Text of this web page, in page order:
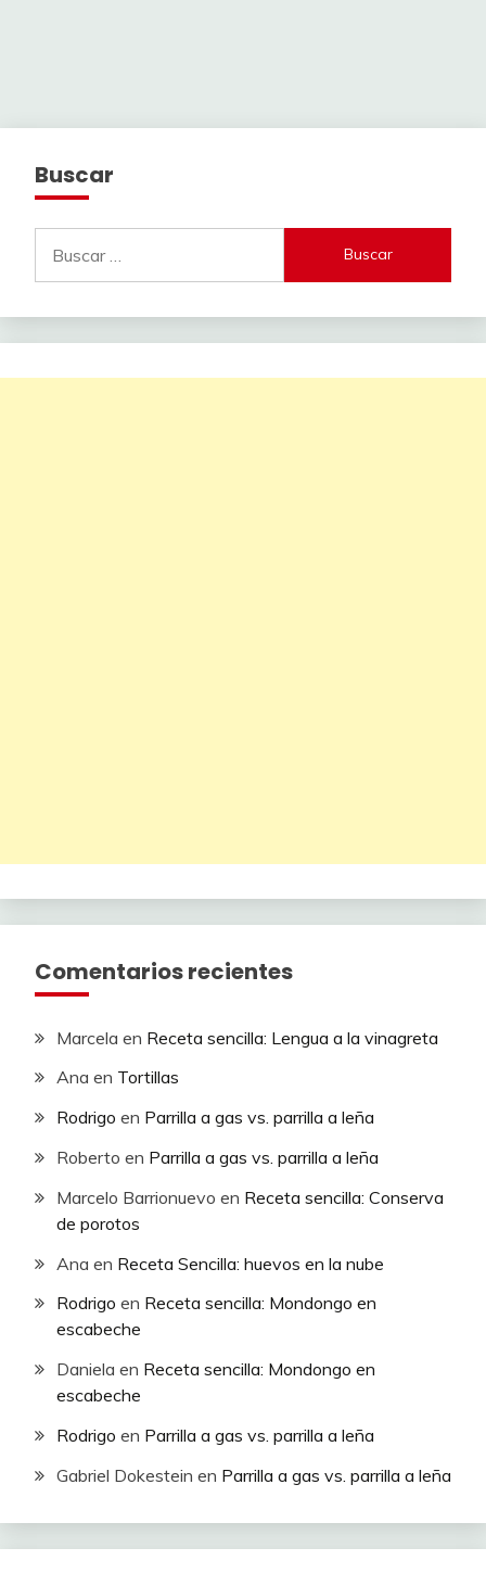
Buscar
Comentarios recientes
Marcela en Receta sencilla: Lengua a la vinagreta
Ana en Tortillas
Rodrigo en Parrilla a gas vs. parrilla a leña
Roberto en Parrilla a gas vs. parrilla a leña
Marcelo Barrionuevo en Receta sencilla: Conserva
de porotos
Ana en Receta Sencilla: huevos en la nube
Rodrigo en Receta sencilla: Mondongo en
escabeche
Daniela en Receta sencilla: Mondongo en
escabeche
Rodrigo en Parrilla a gas vs. parrilla a leña
Gabriel Dokestein en Parrilla a gas vs. parrilla a leña